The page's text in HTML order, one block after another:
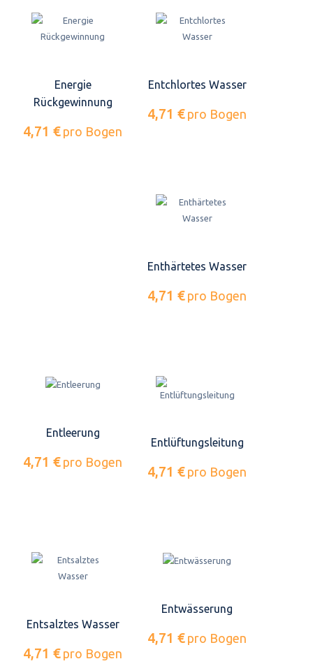
Energie
Rückgewinnung
4,71 € pro Bogen
Entchlortes Wasser
4,71 € pro Bogen
Enthärtetes Wasser
4,71 € pro Bogen
Entleerung
4,71 € pro Bogen
Entlüftungsleitung
4,71 € pro Bogen
Entsalztes Wasser
4,71 € pro Bogen
Entwässerung
4,71 € pro Bogen